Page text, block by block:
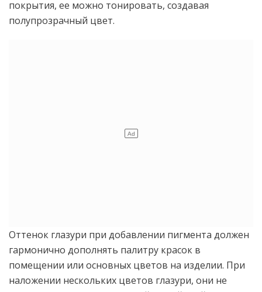
покрытия, ее можно тонировать, создавая
полупрозрачный цвет.
Оттенок глазури при добавлении пигмента должен
гармонично дополнять палитру красок в
помещении или основных цветов на изделии. При
наложении нескольких цветов глазури, они не